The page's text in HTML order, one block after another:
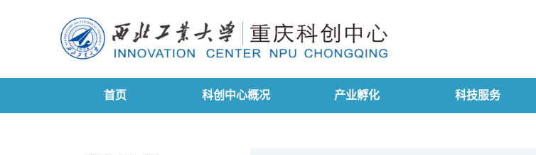
首页 科创中心概况 产业孵化 科技服务